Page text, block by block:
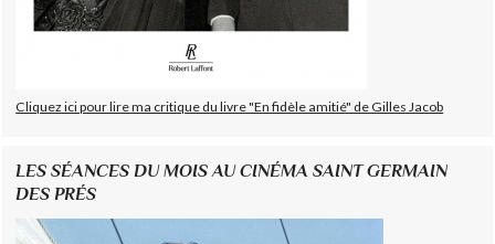
Cliquez ici pour lire ma critique du livre "En fidèle amitié" de Gilles Jacob
LES SÉANCES DU MOIS AU CINÉMA SAINT GERMAIN
DES PRÉS